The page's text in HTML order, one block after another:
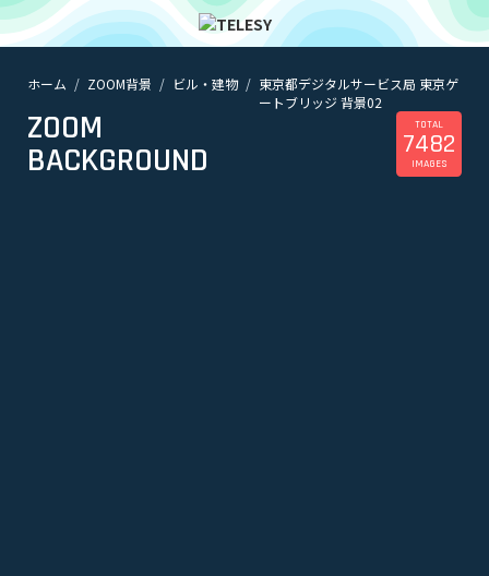
ホーム
ニュース
TELESYについて
ホーム ZOOM背景 ビル・建物
東京都デジタルサービス局 東京ゲ
ートブリッジ 背景02
ZOOM
BACKGROUND
TOTAL
7482
IMAGES